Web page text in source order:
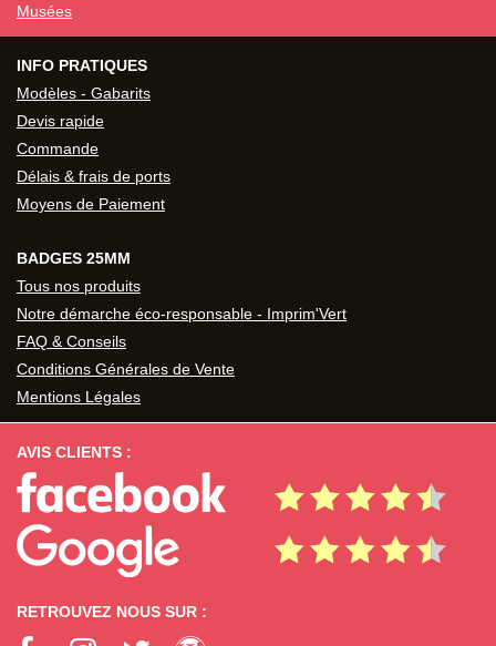
Musées
INFO PRATIQUES
Modèles - Gabarits
Devis rapide
Commande
Délais & frais de ports
Moyens de Paiement
BADGES 25MM
Tous nos produits
Notre démarche éco-responsable - Imprim'Vert
FAQ & Conseils
Conditions Générales de Vente
Mentions Légales
AVIS CLIENTS :
RETROUVEZ NOUS SUR :